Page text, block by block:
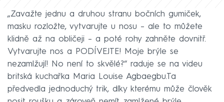
„Zavažte jednu a druhou stranu bočních gumiček,
masku rozložte, vytvarujte u nosu – ale to můžete
klidně až na obličeji – a poté rohy zahněte dovnitř.
Vytvarujte nos a PODÍVEJTE! Moje brýle se
nezamlžují! No není to skvělé?“ raduje se na videu
britská kuchařka Maria Louise Agbaegbu.Ta
předvedla jednoduchý trik, díky kterému může člověk